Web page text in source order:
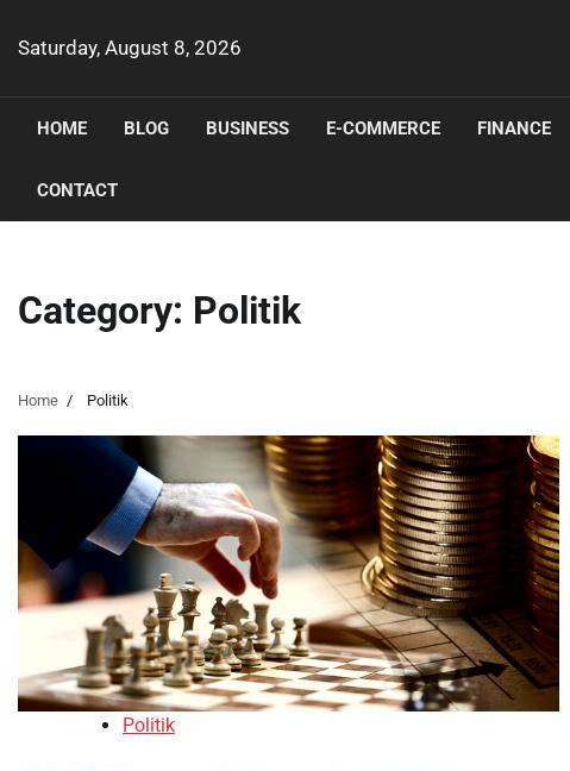
Saturday, August 8, 2026
HOME BLOG BUSINESS E-COMMERCE FINANCE
CONTACT
Category: Politik
Home Politik
Politik